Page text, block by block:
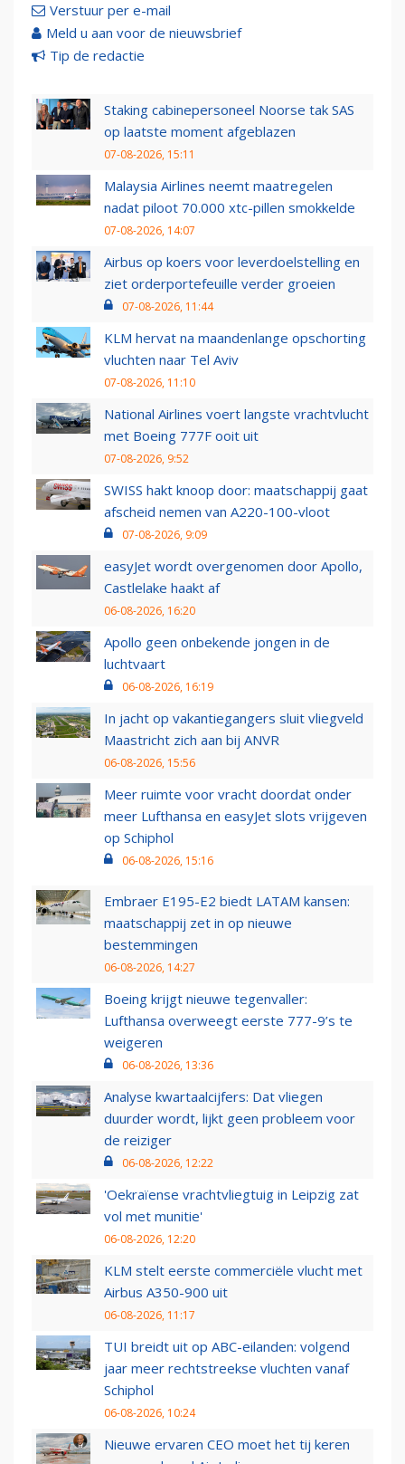
Verstuur per e-mail
Meld u aan voor de nieuwsbrief
Tip de redactie
Staking cabinepersoneel Noorse tak SAS
op laatste moment afgeblazen
07-08-2026, 15:11
Malaysia Airlines neemt maatregelen
nadat piloot 70.000 xtc-pillen smokkelde
07-08-2026, 14:07
Airbus op koers voor leverdoelstelling en
ziet orderportefeuille verder groeien
07-08-2026, 11:44
KLM hervat na maandenlange opschorting
vluchten naar Tel Aviv
07-08-2026, 11:10
National Airlines voert langste vrachtvlucht
met Boeing 777F ooit uit
07-08-2026, 9:52
SWISS hakt knoop door: maatschappij gaat
afscheid nemen van A220-100-vloot
07-08-2026, 9:09
easyJet wordt overgenomen door Apollo,
Castlelake haakt af
06-08-2026, 16:20
Apollo geen onbekende jongen in de
luchtvaart
06-08-2026, 16:19
In jacht op vakantiegangers sluit vliegveld
Maastricht zich aan bij ANVR
06-08-2026, 15:56
Meer ruimte voor vracht doordat onder
meer Lufthansa en easyJet slots vrijgeven
op Schiphol
06-08-2026, 15:16
Embraer E195-E2 biedt LATAM kansen:
maatschappij zet in op nieuwe
bestemmingen
06-08-2026, 14:27
Boeing krijgt nieuwe tegenvaller:
Lufthansa overweegt eerste 777-9’s te
weigeren
06-08-2026, 13:36
Analyse kwartaalcijfers: Dat vliegen
duurder wordt, lijkt geen probleem voor
de reiziger
06-08-2026, 12:22
'Oekraïense vrachtvliegtuig in Leipzig zat
vol met munitie'
06-08-2026, 12:20
KLM stelt eerste commerciële vlucht met
Airbus A350-900 uit
06-08-2026, 11:17
TUI breidt uit op ABC-eilanden: volgend
jaar meer rechtstreekse vluchten vanaf
Schiphol
06-08-2026, 10:24
Nieuwe ervaren CEO moet het tij keren